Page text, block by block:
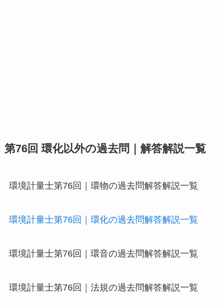
第76回 環化以外の過去問｜解答解説一覧
環境計量士第76回｜環物の過去問解答解説一覧
環境計量士第76回｜環化の過去問解答解説一覧
環境計量士第76回｜環音の過去問解答解説一覧
環境計量士第76回｜法規の過去問解答解説一覧